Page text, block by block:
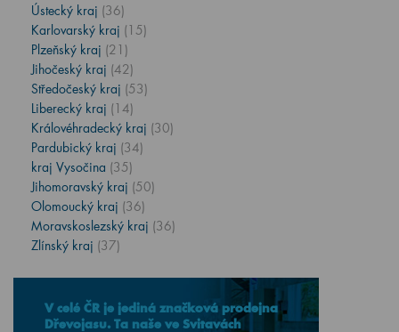
Ústecký kraj (36)
Karlovarský kraj (15)
Plzeňský kraj (21)
Jihočeský kraj (42)
Středočeský kraj (53)
Liberecký kraj (14)
Královéhradecký kraj (30)
Pardubický kraj (34)
kraj Vysočina (35)
Jihomoravský kraj (50)
Olomoucký kraj (36)
Moravskoslezský kraj (36)
Zlínský kraj (37)
V celé ČR je jediná značková prodejna
Dřevojasu. Ta naše ve Svitavách